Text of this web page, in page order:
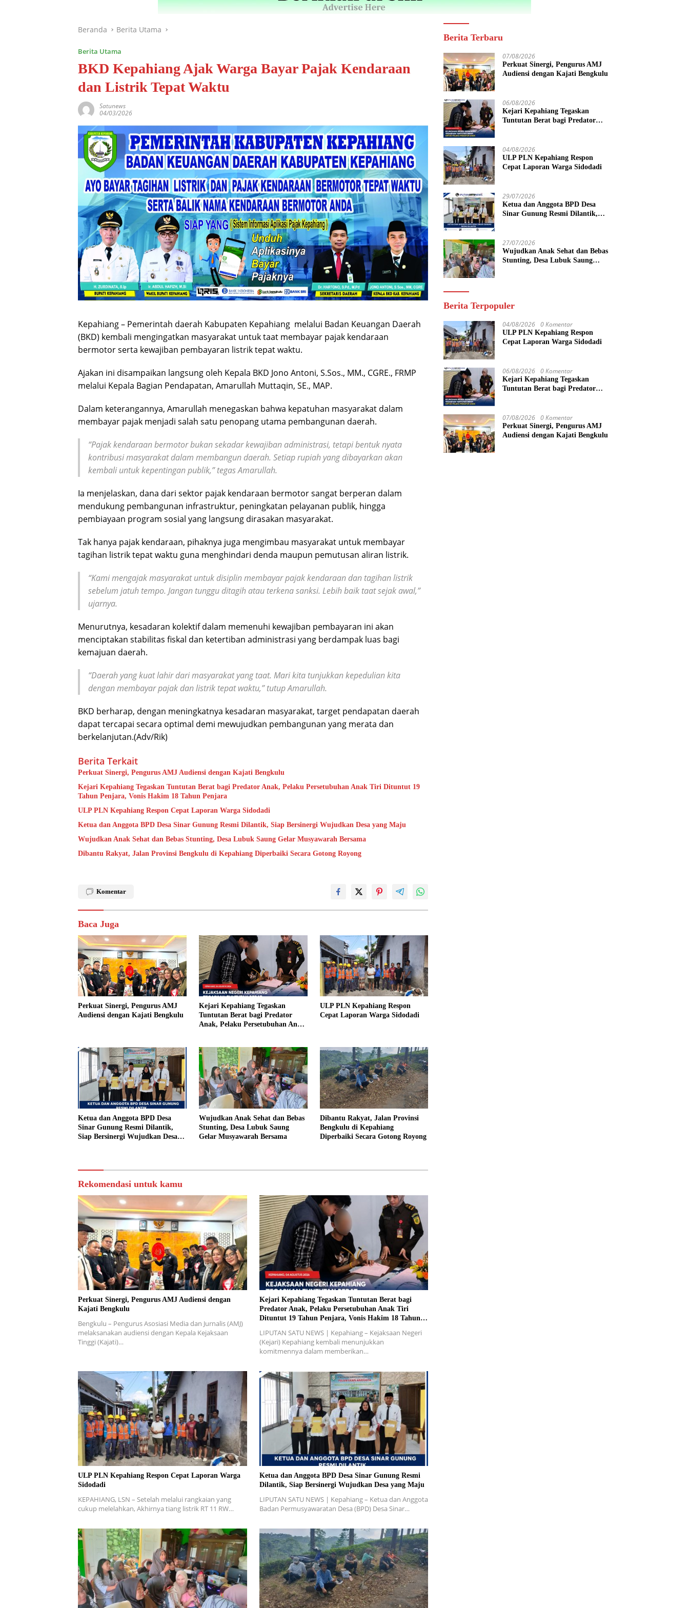
Beranda Berita Utama
Berita Utama
BKD Kepahiang Ajak Warga Bayar Pajak Kendaraan
dan Listrik Tepat Waktu
Satunews
04/03/2026
Kepahiang – Pemerintah daerah Kabupaten Kepahiang melalui Badan Keuangan Daerah
(BKD) kembali mengingatkan masyarakat untuk taat membayar pajak kendaraan
bermotor serta kewajiban pembayaran listrik tepat waktu.
Ajakan ini disampaikan langsung oleh Kepala BKD Jono Antoni, S.Sos., MM., CGRE., FRMP
melalui Kepala Bagian Pendapatan, Amarullah Muttaqin, SE., MAP.
Dalam keterangannya, Amarullah menegaskan bahwa kepatuhan masyarakat dalam
membayar pajak menjadi salah satu penopang utama pembangunan daerah.
“Pajak kendaraan bermotor bukan sekadar kewajiban administrasi, tetapi bentuk nyata
kontribusi masyarakat dalam membangun daerah. Setiap rupiah yang dibayarkan akan
kembali untuk kepentingan publik,” tegas Amarullah.
Ia menjelaskan, dana dari sektor pajak kendaraan bermotor sangat berperan dalam
mendukung pembangunan infrastruktur, peningkatan pelayanan publik, hingga
pembiayaan program sosial yang langsung dirasakan masyarakat.
Tak hanya pajak kendaraan, pihaknya juga mengimbau masyarakat untuk membayar
tagihan listrik tepat waktu guna menghindari denda maupun pemutusan aliran listrik.
“Kami mengajak masyarakat untuk disiplin membayar pajak kendaraan dan tagihan listrik
sebelum jatuh tempo. Jangan tunggu ditagih atau terkena sanksi. Lebih baik taat sejak awal,”
ujarnya.
Menurutnya, kesadaran kolektif dalam memenuhi kewajiban pembayaran ini akan
menciptakan stabilitas fiskal dan ketertiban administrasi yang berdampak luas bagi
kemajuan daerah.
“Daerah yang kuat lahir dari masyarakat yang taat. Mari kita tunjukkan kepedulian kita
dengan membayar pajak dan listrik tepat waktu,” tutup Amarullah.
BKD berharap, dengan meningkatnya kesadaran masyarakat, target pendapatan daerah
dapat tercapai secara optimal demi mewujudkan pembangunan yang merata dan
berkelanjutan.(Adv/Rik)
Berita Terkait
Perkuat Sinergi, Pengurus AMJ Audiensi dengan Kajati Bengkulu
Kejari Kepahiang Tegaskan Tuntutan Berat bagi Predator Anak, Pelaku Persetubuhan Anak Tiri Dituntut 19
Tahun Penjara, Vonis Hakim 18 Tahun Penjara
ULP PLN Kepahiang Respon Cepat Laporan Warga Sidodadi
Ketua dan Anggota BPD Desa Sinar Gunung Resmi Dilantik, Siap Bersinergi Wujudkan Desa yang Maju
Wujudkan Anak Sehat dan Bebas Stunting, Desa Lubuk Saung Gelar Musyawarah Bersama
Dibantu Rakyat, Jalan Provinsi Bengkulu di Kepahiang Diperbaiki Secara Gotong Royong
Komentar
Baca Juga
Perkuat Sinergi, Pengurus AMJ
Audiensi dengan Kajati Bengkulu
Kejari Kepahiang Tegaskan
Tuntutan Berat bagi Predator
Anak, Pelaku Persetubuhan Anak
ULP PLN Kepahiang Respon
Cepat Laporan Warga Sidodadi
Ketua dan Anggota BPD Desa
Sinar Gunung Resmi Dilantik,
Siap Bersinergi Wujudkan Desa
Wujudkan Anak Sehat dan Bebas
Stunting, Desa Lubuk Saung
Gelar Musyawarah Bersama
Dibantu Rakyat, Jalan Provinsi
Bengkulu di Kepahiang
Diperbaiki Secara Gotong Royong
Rekomendasi untuk kamu
Perkuat Sinergi, Pengurus AMJ Audiensi dengan
Kajati Bengkulu
Bengkulu – Pengurus Asosiasi Media dan Jurnalis (AMJ)
melaksanakan audiensi dengan Kepala Kejaksaan
Tinggi (Kajati)…
Kejari Kepahiang Tegaskan Tuntutan Berat bagi
Predator Anak, Pelaku Persetubuhan Anak Tiri
Dituntut 19 Tahun Penjara, Vonis Hakim 18 Tahun
LIPUTAN SATU NEWS | Kepahiang – Kejaksaan Negeri
(Kejari) Kepahiang kembali menunjukkan
komitmennya dalam memberikan…
ULP PLN Kepahiang Respon Cepat Laporan Warga
Sidodadi
KEPAHIANG, LSN – Setelah melalui rangkaian yang
cukup melelahkan, Akhirnya tiang listrik RT 11 RW…
Ketua dan Anggota BPD Desa Sinar Gunung Resmi
Dilantik, Siap Bersinergi Wujudkan Desa yang Maju
LIPUTAN SATU NEWS | Kepahiang – Ketua dan Anggota
Badan Permusyawaratan Desa (BPD) Desa Sinar…
Berita Terbaru
07/08/2026
Perkuat Sinergi, Pengurus AMJ
Audiensi dengan Kajati Bengkulu
06/08/2026
Kejari Kepahiang Tegaskan
Tuntutan Berat bagi Predator
Vonis Hakim 18 Tahun Penjara
04/08/2026
ULP PLN Kepahiang Respon
Cepat Laporan Warga Sidodadi
29/07/2026
Ketua dan Anggota BPD Desa
Sinar Gunung Resmi Dilantik,
27/07/2026
Wujudkan Anak Sehat dan Bebas
Stunting, Desa Lubuk Saung
Berita Terpopuler
04/08/2026 0 Komentar
ULP PLN Kepahiang Respon
Cepat Laporan Warga Sidodadi
06/08/2026 0 Komentar
Kejari Kepahiang Tegaskan
Tuntutan Berat bagi Predator
Vonis Hakim 18 Tahun Penjara
07/08/2026 0 Komentar
Perkuat Sinergi, Pengurus AMJ
Audiensi dengan Kajati Bengkulu